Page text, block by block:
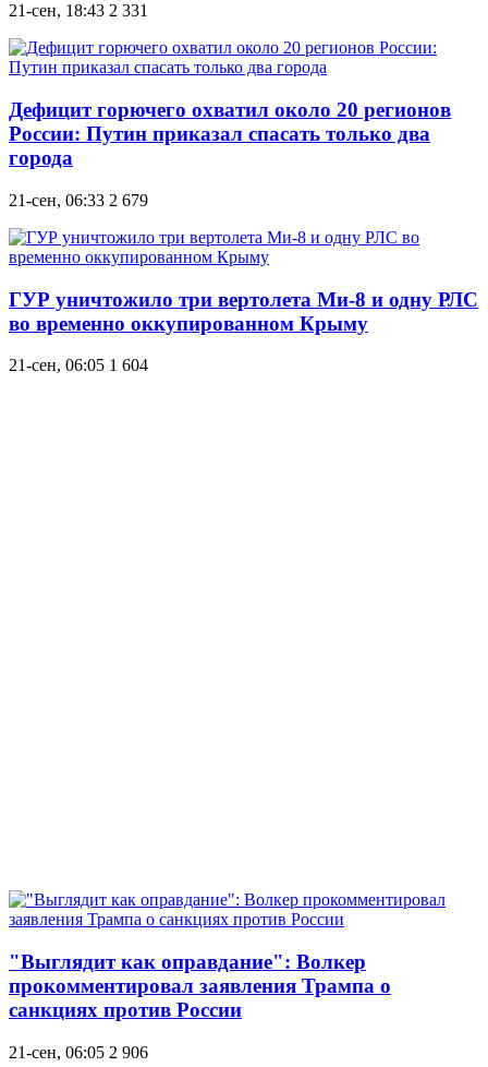
21-сен, 18:43 2 331
Дефицит горючего охватил около 20 регионов
России: Путин приказал спасать только два
города
21-сен, 06:33 2 679
ГУР уничтожило три вертолета Ми-8 и одну РЛС
во временно оккупированном Крыму
21-сен, 06:05 1 604
"Выглядит как оправдание": Волкер
прокомментировал заявления Трампа о
санкциях против России
21-сен, 06:05 2 906